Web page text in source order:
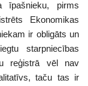
īpašnieku, pirms
Ekonomikas
ir obligāts un
starpniecības
reģistrā vēl nav
taču tas ir